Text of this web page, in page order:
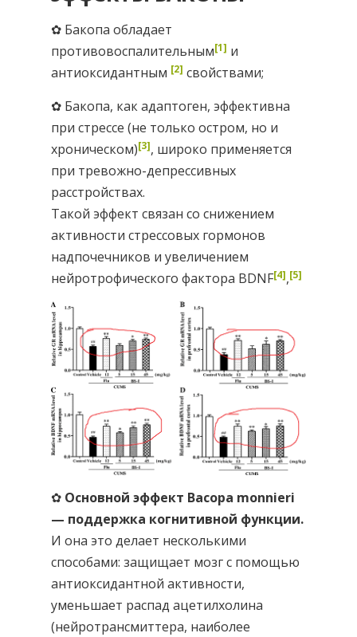
✿ Бакопа обладает
противовоспалительным[1] и
антиоксидантным [2] свойствами;
✿ Бакопа, как адаптоген, эффективна
при стрессе (не только остром, но и
хроническом)[3], широко применяется
при тревожно-депрессивных
расстройствах.
Такой эффект связан со снижением
активности стрессовых гормонов
надпочечников и увеличением
нейротрофического фактора BDNF[4],[5]
✿ Основной эффект Bacopa monnieri
— поддержка когнитивной функции.
И она это делает несколькими
способами: защищает мозг с помощью
антиоксидантной активности,
уменьшает распад ацетилхолина
(нейротрансмиттера, наиболее